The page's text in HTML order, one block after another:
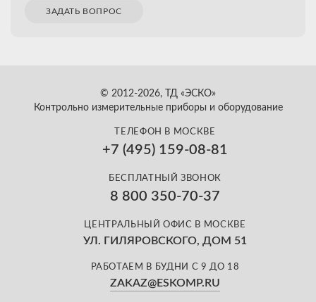
ЗАДАТЬ ВОПРОС
© 2012-2026, ТД «ЭСКО»
Контрольно измерительные приборы и оборудование
ТЕЛЕФОН В МОСКВЕ
+7 (495) 159-08-81
БЕСПЛАТНЫЙ ЗВОНОК
8 800 350-70-37
ЦЕНТРАЛЬНЫЙ ОФИС В МОСКВЕ
УЛ. ГИЛЯРОВСКОГО, ДОМ 51
РАБОТАЕМ В БУДНИ С 9 ДО 18
ZAKAZ@ESKOMP.RU